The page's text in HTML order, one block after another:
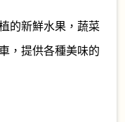
的新鮮水果， 蔬菜
，提供各種美味的